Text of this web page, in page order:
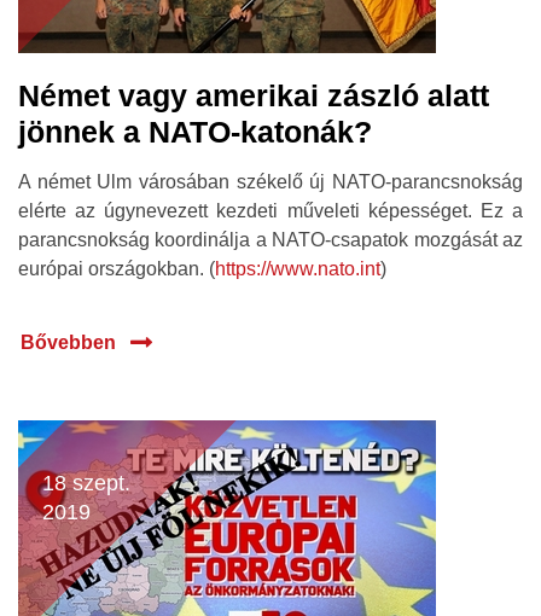
Német vagy amerikai zászló alatt
jönnek a NATO-katonák?
A német Ulm városában székelő új NATO-parancsnokság
elérte az úgynevezett kezdeti műveleti képességet. Ez a
parancsnokság koordinálja a NATO-csapatok mozgását az
európai országokban. (https://www.nato.int)
Bővebben
18 szept.
2019